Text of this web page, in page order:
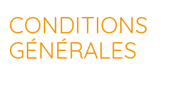
CONDITIONS
GÉNÉRALES